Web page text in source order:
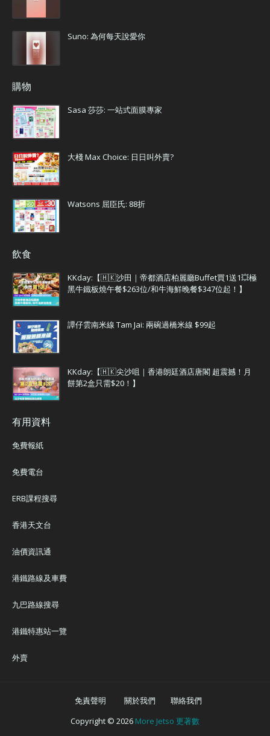
Suno: 為何每天說愛你
購物
Sasa 莎莎: 一站式面膜專家
大棧 Max Choice: 日日叫外賣?
Watsons 屈臣氏: 88折
飲食
KKday:【🇭🇰沙田｜帝都酒店柏麗廳Buffet買1送1💥極
黑牛鐵板燒午餐$263位/和牛海鮮晚餐$347位起！】
譚仔雲南米線 Tam Jai: 兩碗過橋米線 $99起
KKday:【🇭🇰尖沙咀｜香港朗廷酒店唐閣 超震撼！月
餅第2盒只需$20！】
有用資料
免費報紙
免費電台
ERB課程搜尋
香港天文台
油價資訊通
港鐵路線及車費
九巴路線搜尋
港鐵特惠站一覽
外賣
免責聲明 關於我們
聯絡我們
Copyright © 2026 More Jetso 更著數